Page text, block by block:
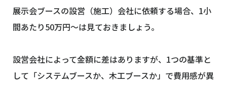
展示会ブースの設営（施工）会社に依頼する場合、1小
間あたり50万円〜は見ておきましょう。
設営会社によって金額に差はありますが、1つの基準と
して「システムブースか、木工ブースか」で費用感が異